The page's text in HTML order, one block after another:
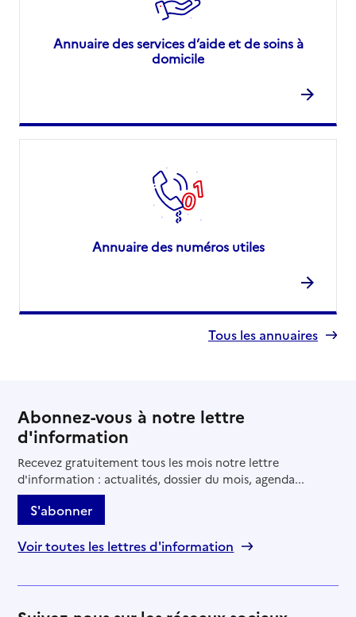
Annuaire des services d’aide et de soins à
domicile
Annuaire des numéros utiles
Tous les annuaires
Abonnez-vous à notre lettre
d'information
Recevez gratuitement tous les mois notre lettre
d'information : actualités, dossier du mois, agenda...
S'abonner
Voir toutes les lettres d'information